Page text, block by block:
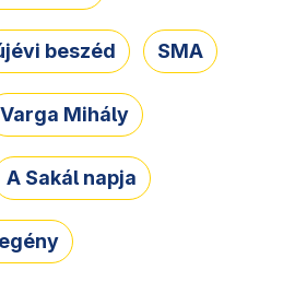
beszéd SMA
Varga Mihály
A Sakál napja